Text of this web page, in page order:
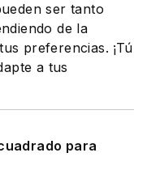
ser tanto
de la
preferencias. ¡Tú
a tus
para